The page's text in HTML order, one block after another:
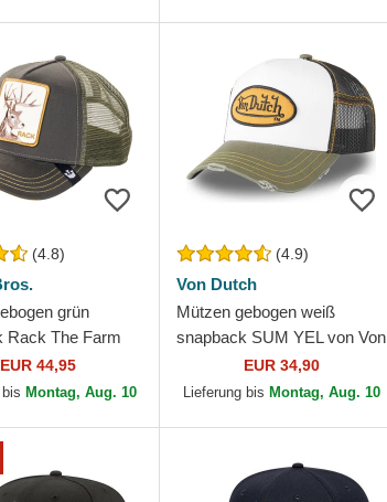
(4.8)
grün
Rack The Farm
EUR 44,95
Montag, Aug. 10
(4.9)
Von Dutch
Mützen gebogen weiß
snapback SUM YEL von Von
EUR 34,90
Lieferung bis Montag, Aug. 10